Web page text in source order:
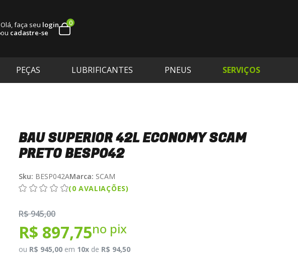
Olá, faça seu login
ou cadastre-se
0
PEÇAS LUBRIFICANTES PNEUS SERVIÇOS
BAU SUPERIOR 42L ECONOMY SCAM
PRETO BESP042
Sku: BESP042AMarca: SCAM
(0 AVALIAÇÕES)
R$ 945,00
R$ 897,75no pix
ou R$ 945,00 em 10x de R$ 94,50